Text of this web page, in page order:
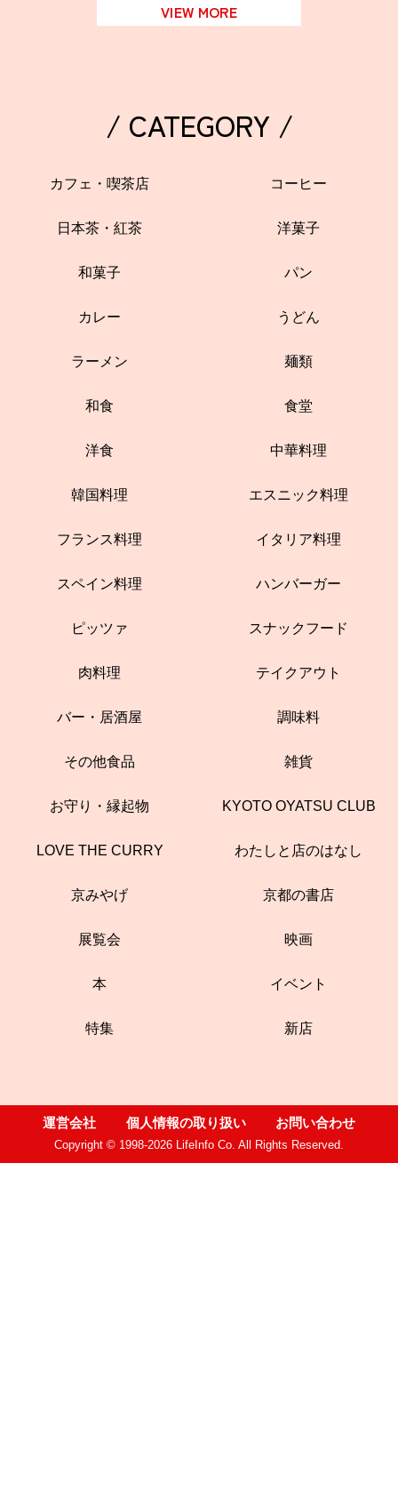
誠光社で選びました。
おすすめのイベント
VIEW MORE
/ CATEGORY /
カフェ・喫茶店 コーヒー
日本茶・紅茶 洋菓子
和菓子 パン
カレー うどん
ラーメン 麺類
和食 食堂
洋食 中華料理
韓国料理 エスニック料理
フランス料理 イタリア料理
スペイン料理 ハンバーガー
ピッツァ スナックフード
肉料理 テイクアウト
バー・居酒屋 調味料
その他食品 雑貨
お守り・縁起物 KYOTO OYATSU CLUB
LOVE THE CURRY わたしと店のはなし
京みやげ 京都の書店
展覧会 映画
本 イベント
特集 新店
運営会社 個人情報の取り扱い お問い合わせ
Copyright © 1998-2026 LifeInfo Co. All Rights Reserved.